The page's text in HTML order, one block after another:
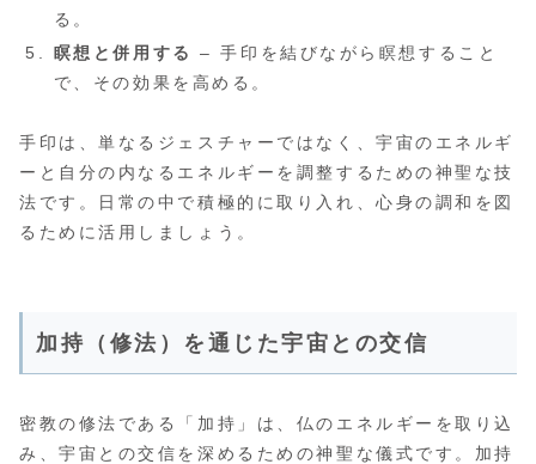
る。
瞑想と併用する
– 手印を結びながら瞑想すること
で、その効果を高める。
手印は、単なるジェスチャーではなく、宇宙のエネルギ
ーと自分の内なるエネルギーを調整するための神聖な技
法です。日常の中で積極的に取り入れ、心身の調和を図
るために活用しましょう。
加持（修法）を通じた宇宙との交信
密教の修法である「加持」は、仏のエネルギーを取り込
み、宇宙との交信を深めるための神聖な儀式です。加持